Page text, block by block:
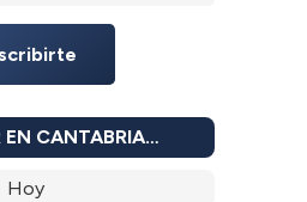
EN CANTABRIA…
Hoy